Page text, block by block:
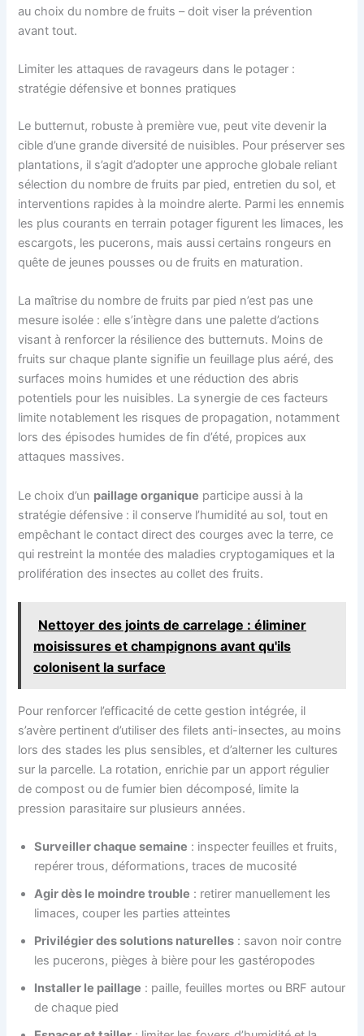
au choix du nombre de fruits – doit viser la prévention
avant tout.
Limiter les attaques de ravageurs dans le potager :
stratégie défensive et bonnes pratiques
Le butternut, robuste à première vue, peut vite devenir la
cible d’une grande diversité de nuisibles. Pour préserver ses
plantations, il s’agit d’adopter une approche globale reliant
sélection du nombre de fruits par pied, entretien du sol, et
interventions rapides à la moindre alerte. Parmi les ennemis
les plus courants en terrain potager figurent les limaces, les
escargots, les pucerons, mais aussi certains rongeurs en
quête de jeunes pousses ou de fruits en maturation.
La maîtrise du nombre de fruits par pied n’est pas une
mesure isolée : elle s’intègre dans une palette d’actions
visant à renforcer la résilience des butternuts. Moins de
fruits sur chaque plante signifie un feuillage plus aéré, des
surfaces moins humides et une réduction des abris
potentiels pour les nuisibles. La synergie de ces facteurs
limite notablement les risques de propagation, notamment
lors des épisodes humides de fin d’été, propices aux
attaques massives.
Le choix d’un paillage organique participe aussi à la
stratégie défensive : il conserve l’humidité au sol, tout en
empêchant le contact direct des courges avec la terre, ce
qui restreint la montée des maladies cryptogamiques et la
prolifération des insectes au collet des fruits.
Nettoyer des joints de carrelage : éliminer
moisissures et champignons avant qu'ils
colonisent la surface
Pour renforcer l’efficacité de cette gestion intégrée, il
s’avère pertinent d’utiliser des filets anti-insectes, au moins
lors des stades les plus sensibles, et d’alterner les cultures
sur la parcelle. La rotation, enrichie par un apport régulier
de compost ou de fumier bien décomposé, limite la
pression parasitaire sur plusieurs années.
Surveiller chaque semaine : inspecter feuilles et fruits,
repérer trous, déformations, traces de mucosité
Agir dès le moindre trouble : retirer manuellement les
limaces, couper les parties atteintes
Privilégier des solutions naturelles : savon noir contre
les pucerons, pièges à bière pour les gastéropodes
Installer le paillage : paille, feuilles mortes ou BRF autour
de chaque pied